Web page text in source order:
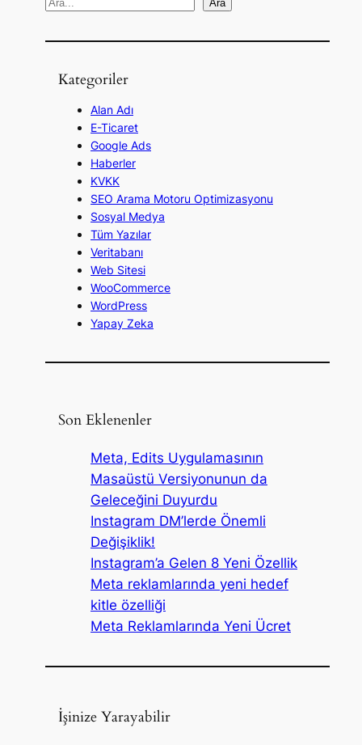
A
a
Ara
Kategoriler
Alan Adı
E-Ticaret
Google Ads
Haberler
KVKK
SEO Arama Motoru Optimizasyonu
Sosyal Medya
Tüm Yazılar
Veritabanı
Web Sitesi
WooCommerce
WordPress
Yapay Zeka
Son Eklenenler
Meta, Edits Uygulamasının
Masaüstü Versiyonunun da
Geleceğini Duyurdu
Instagram DM’lerde Önemli
Değişiklik!
Instagram’a Gelen 8 Yeni Özellik
Meta reklamlarında yeni hedef
kitle özelliği
Meta Reklamlarında Yeni Ücret
İşinize Yarayabilir